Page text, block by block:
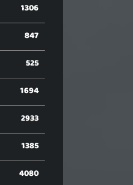
1306
847
525
1694
2933
1385
4080